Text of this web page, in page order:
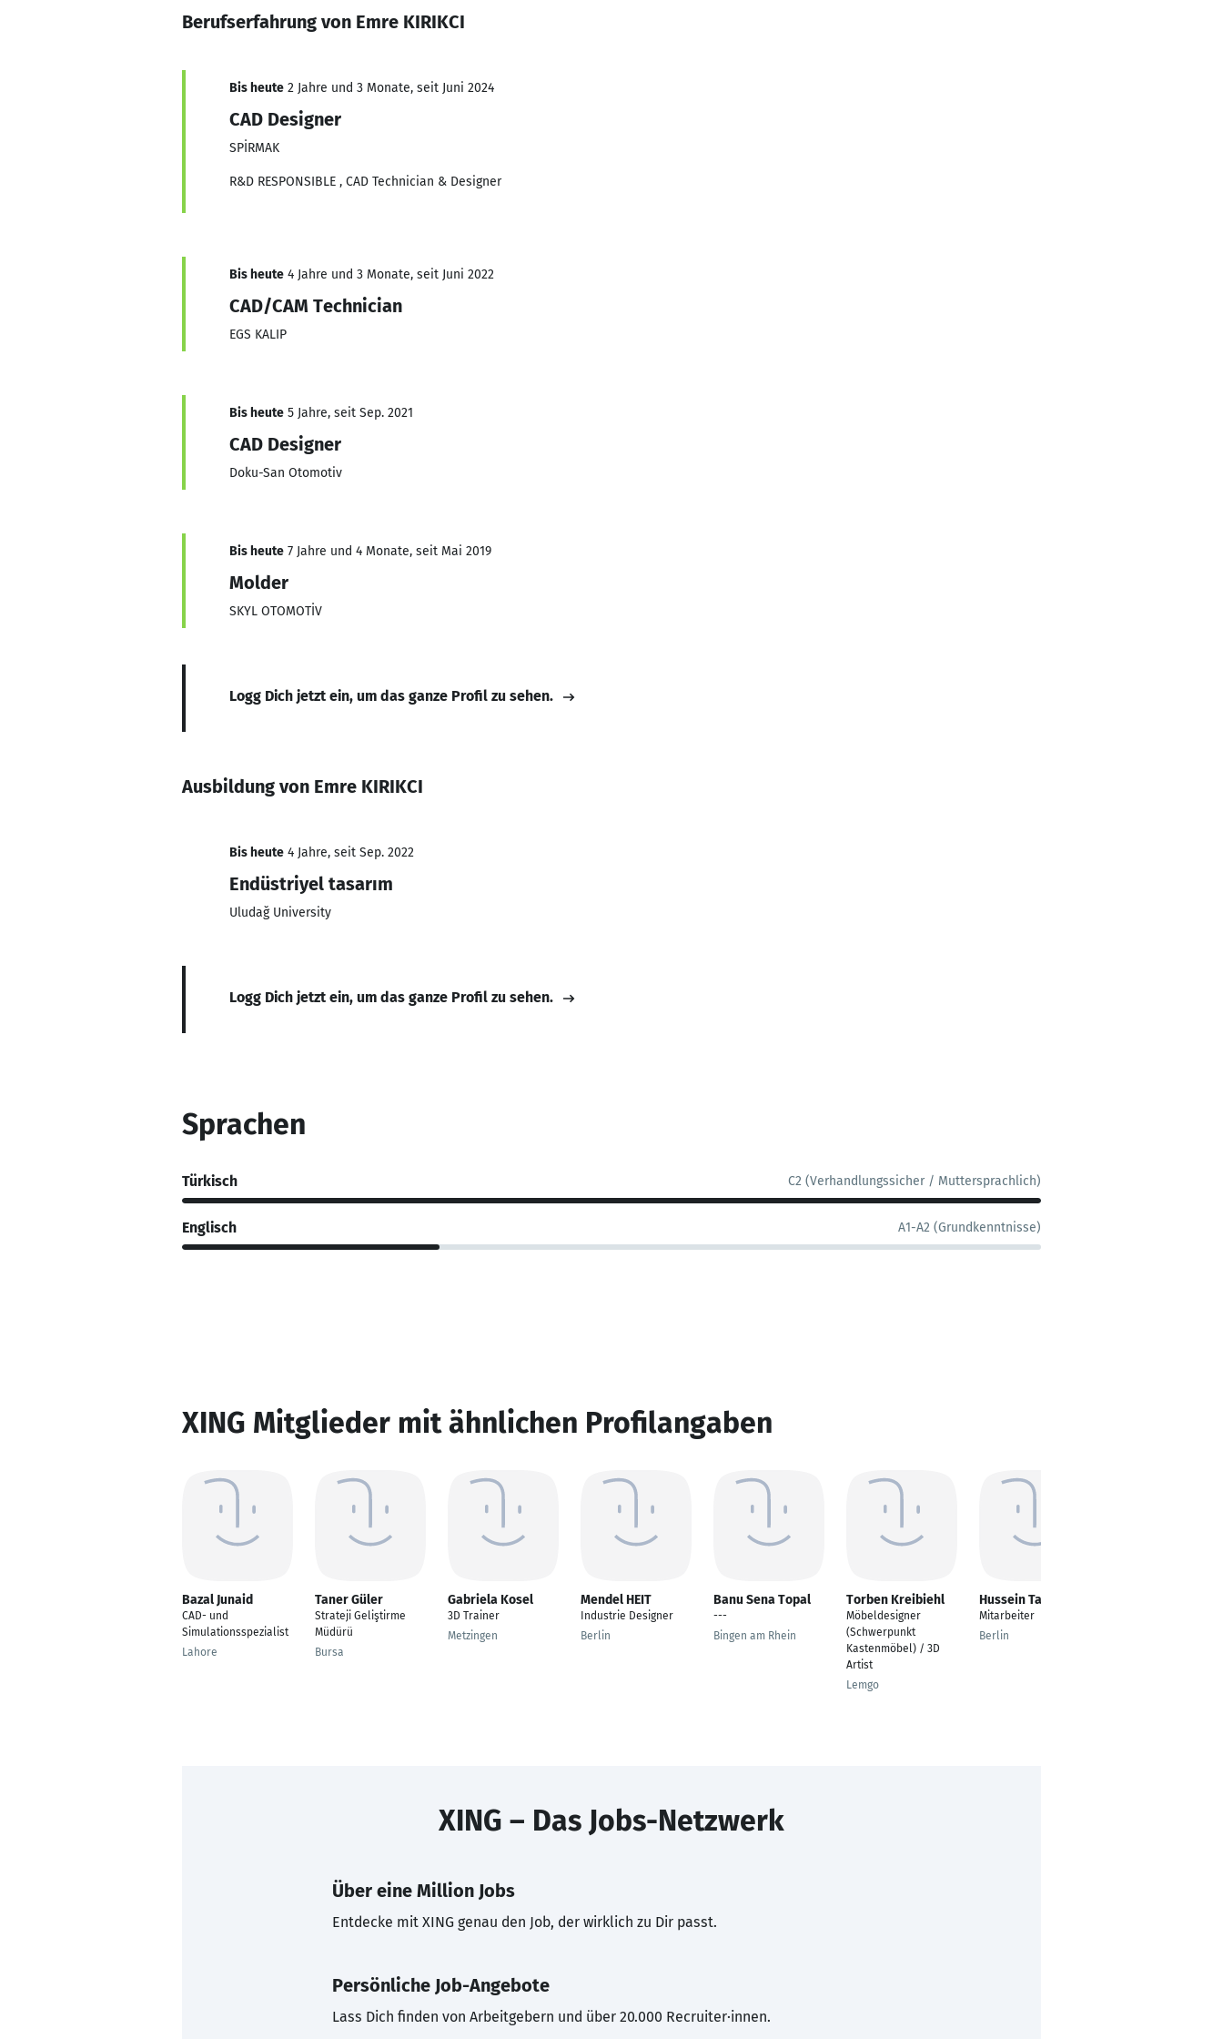
Berufserfahrung von Emre KIRIKCI
Bis heute 2 Jahre und 3 Monate, seit Juni 2024
CAD Designer
SPİRMAK
R&D RESPONSIBLE , CAD Technician & Designer
Bis heute 4 Jahre und 3 Monate, seit Juni 2022
CAD/CAM Technician
EGS KALIP
Bis heute 5 Jahre, seit Sep. 2021
CAD Designer
Doku-San Otomotiv
Bis heute 7 Jahre und 4 Monate, seit Mai 2019
Molder
SKYL OTOMOTİV
Logg Dich jetzt ein, um das ganze Profil zu sehen.
Ausbildung von Emre KIRIKCI
Bis heute 4 Jahre, seit Sep. 2022
Endüstriyel tasarım
Uludağ University
Logg Dich jetzt ein, um das ganze Profil zu sehen.
Sprachen
Türkisch C2 (Verhandlungssicher / Muttersprachlich)
Englisch A1-A2 (Grundkenntnisse)
XING Mitglieder mit ähnlichen Profilangaben
Bazal Junaid
CAD- und
Simulationsspezialist
Lahore
Taner Güler
Strateji Geliştirme
Müdürü
Bursa
Gabriela Kosel
3D Trainer
Metzingen
Mendel HEIT
Industrie Designer
Berlin
Banu Sena Topal
---
Bingen am Rhein
Torben Kreibiehl
Möbeldesigner
(Schwerpunkt
Kastenmöbel) / 3D
Artist
Lemgo
Hussein Tahoon
Mitarbeiter
Berlin
XING – Das Jobs-Netzwerk
Über eine Million Jobs
Entdecke mit XING genau den Job, der wirklich zu Dir passt.
Persönliche Job-Angebote
Lass Dich finden von Arbeitgebern und über 20.000 Recruiter·innen.